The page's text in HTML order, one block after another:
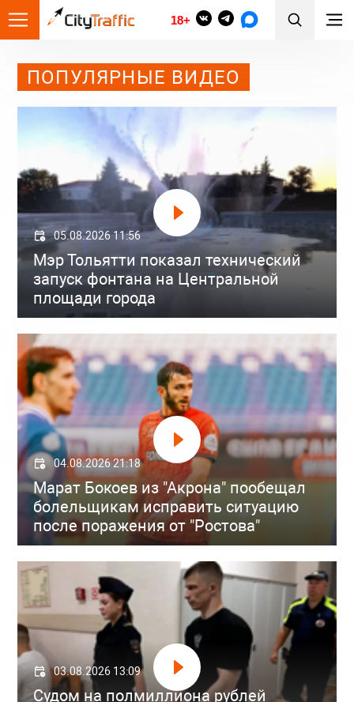
18+
ПОПУЛЯРНЫЕ ВИДЕО
05.08.2026 11:56
Мэр Тольятти показал технический
запуск фонтана на Центральной
площади города
04.08.2026 21:18
Марат Бокоев из "Акрона" пообещал
болельщикам исправить ситуацию
после поражения от "Ростова"
03.08.2026 13:09
Судом на полмиллиона рублей